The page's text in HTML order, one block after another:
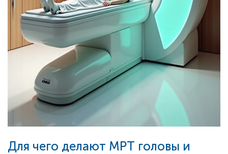
Для чего делают МРТ головы и